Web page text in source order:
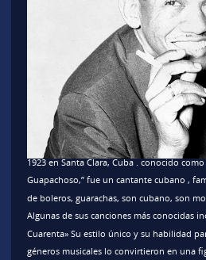
1923 en Santa Clara, Cuba . conocido como
Guapachoso,” fue un cantante cubano ,
de boleros, guarachas, son cubano, son
Algunas de sus canciones más conocidas
Cuarenta» Su estilo único y su habilidad
géneros musicales lo convirtieron en una